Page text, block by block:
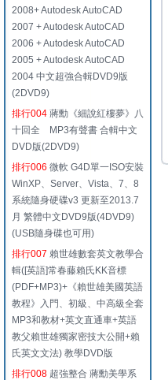
2008+ Autodesk AutoCAD
2007 + Autodesk AutoCAD
2006 + Autodesk AutoCAD
2005 + Autodesk AutoCAD
2004 中文超強合輯DVD9版
(2DVD9)
排行004 蔣勳《細說紅樓夢》八
十回全 MP3有聲書 合輯中文
DVD版(2DVD9)
排行006 微軟 G4D單一ISO安裝
WinXP、Server、Vista、7、8
系統隨身硬碟v3 更新至2013.7
月 繁體中文DVD9版(4DVD9)
(USB隨身碟也可用)
排行007 賴世雄數套英文教學合
輯([英語]常春藤賴氏KK音標
(PDF+MP3)+《賴世雄美國英語
教程》入門、初級、中高級全套
MP3和教材+英文直通車+英語
教父賴世雄獨家密技大公開+賴
氏英文文法) 教學DVD版
排行008 超強整合 蔣勳美學系